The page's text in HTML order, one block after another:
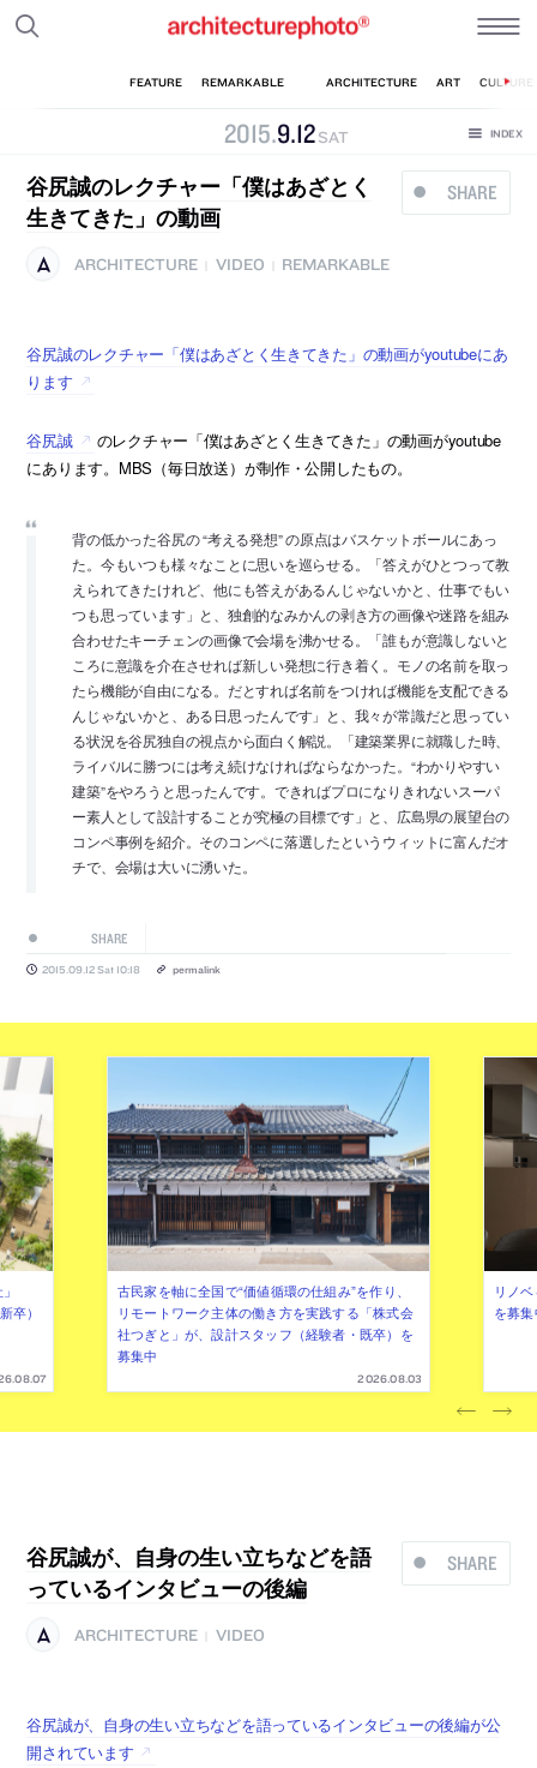
2015.9.12 SAT
SHARE
谷尻誠のレクチャー「僕はあざとく
生きてきた」の動画
ARCHITECTURE VIDEO REMARKABLE
谷尻誠のレクチャー「僕はあざとく生きてきた」の動画がyoutubeにあ
ります
谷尻誠
のレクチャー「僕はあざとく生きてきた」の動画がyoutube
にあります。MBS（毎日放送）が制作・公開したもの。
背の低かった谷尻の “考える発想” の原点はバスケットボールにあっ
た。今もいつも様々なことに思いを巡らせる。「答えが­­ひとつって教
えられてきたけれど、他にも答えがあるんじゃないかと、仕事でもい
つも­思­っています」と、独創的なみかんの剥き方の画像や迷路を組み
合わせたキーチェンの­画像­で会場を沸かせる。「誰もが意識しないと
ころに意識を介在させれば新しい発想に­行き着­く。モノの名前を取っ
たら機能が自由になる。だとすれば名前をつければ機能を­支配でき­る
んじゃないかと、ある日思ったんです」と、我々が常識だと思ってい
る状況­を谷尻独自­の視点から面白く解説。「建築業界に就職した時、
ライバルに勝つには考え­続けなければ­ならなかった。“わかりやすい
建築”をやろうと思ったんです。できれば­プロになりきれ­ないスーパ
ー素人として設計することが究極の目標です」と、広島県の­展望台の
コンペ事­例を紹介。そのコンペに落選したというウィットに富んだオ
チで、会­場は大いに湧いた。
SHARE
2015.09.12 Sat 10:18 permalink
卒）
古民家を軸に全国で“価値循環の仕組み”を作り、
リモートワーク主体の働き方を実践する「株式会
社つぎと」が、設計スタッフ（経験者・既卒）を
募集中
2026.08.03
リノ
を募
SHARE
谷尻誠が、自身の生い立ちなどを語
っているインタビューの後編
ARCHITECTURE VIDEO
谷尻誠が、自身の生い立ちなどを語っているインタビューの後編が公
開されています